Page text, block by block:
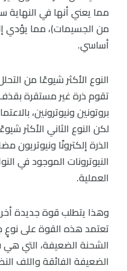
مما يعني أنها في
من الجسيمات)، مما يؤدي
أساسي.
النوع الأكثر شيوعًا من
تقوم ذرة غير مستقرة
بروتونين ونيوترونين،
لكن النوع الثاني الأكثر
الذرة إلكترونًا ونيوتريون
النيوترونات الموجود في
العملية.
وهذا يتطلب قوة جديدة
تعتمد هذه القوة على نوعٍ
الشحنة الضعيفة، التي
الضعيفة الفائقة واللف